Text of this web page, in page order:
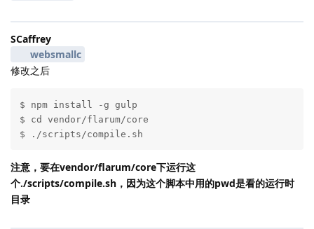
SCaffrey
websmallc
修改之后
$ npm install -g gulp
$ cd vendor/flarum/core
$ ./scripts/compile.sh
注意，要在vendor/flarum/core下运行这
个./scripts/compile.sh，因为这个脚本中用的pwd是看的运行时
目录